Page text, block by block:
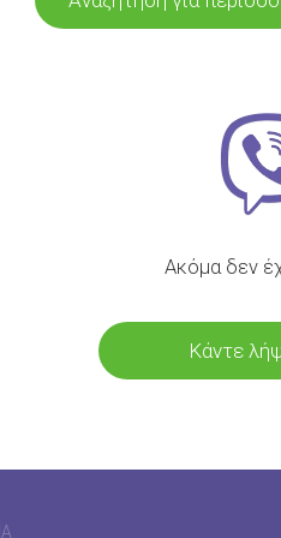
Ακόμα δεν
Κάντε